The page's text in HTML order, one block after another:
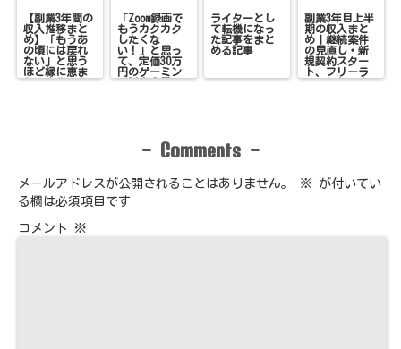
【副業3年間の
収入推移まと
め】「もうあ
の頃には戻れ
ない」と思う
ほど縁に恵ま
れ、変化のあ
「Zoom録画で
もうカクカク
したくな
い！」と思っ
て、定価30万
円のゲーミン
グPCを●円で
ライターとし
て転機になっ
た記事をまと
める記事
副業3年目上半
期の収入まと
め｜継続案件
の見直し・新
規契約スター
ト、フリーラ
ンスとして変
- Comments -
メールアドレスが公開されることはありません。 ※ が付いてい
る欄は必須項目です
コメント ※